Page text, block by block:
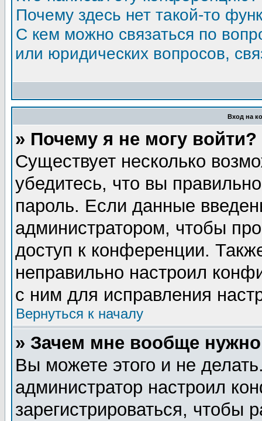
Почему здесь нет такой-то
С кем можно связаться по
или юридических вопросов,
Вход на
» Почему я не могу войти?
Существует несколько
убедитесь, что вы
пароль. Если данные
администратором, чтобы
доступ к конференции.
неправильно настроил
с ним для исправления
Вернуться к началу
» Зачем мне вообще нужно
Вы можете этого и не
администратор настроил
зарегистрироваться,